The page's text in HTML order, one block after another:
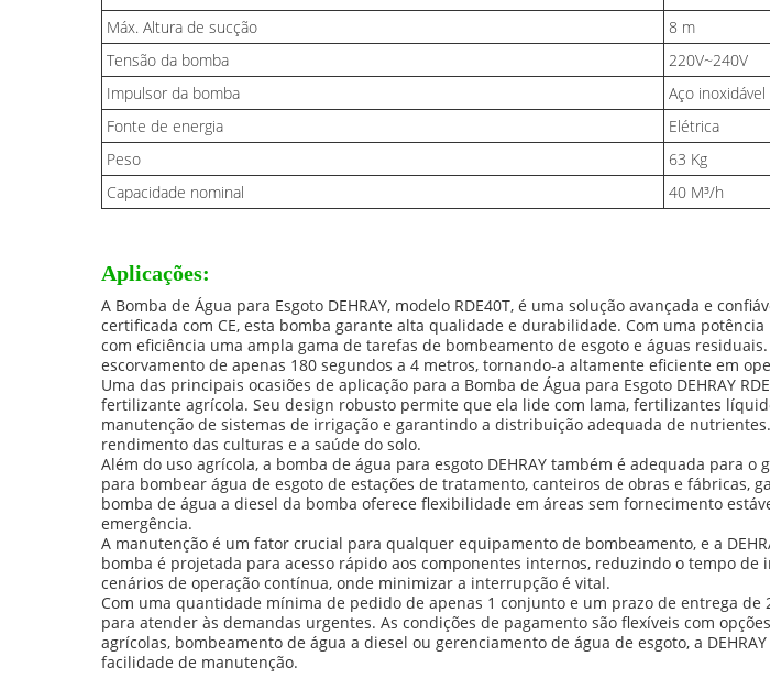
Máx. Altura de sucção
8 m
Tensão da bomba
220V~240V
Impulsor da bomba
Aço inoxidável
Fonte de energia
Elétrica
Peso
63 Kg
Capacidade nominal
40 M³/h
Aplicações:
A Bomba de Água para Esgoto DEHRAY, modelo RDE40T, é uma solução avançada e
certificada com CE, esta bomba garante alta qualidade e durabilidade. Com uma
com eficiência uma ampla gama de tarefas de bombeamento de esgoto e águas
escorvamento de apenas 180 segundos a 4 metros, tornando-a altamente eficiente em
Uma das principais ocasiões de aplicação para a Bomba de Água para Esgoto DEHRAY
fertilizante agrícola. Seu design robusto permite que ela lide com lama, fertilizantes
manutenção de sistemas de irrigação e garantindo a distribuição adequada de
rendimento das culturas e a saúde do solo.
Além do uso agrícola, a bomba de água para esgoto DEHRAY também é adequada para
para bombear água de esgoto de estações de tratamento, canteiros de obras e
bomba de água a diesel da bomba oferece flexibilidade em áreas sem fornecimento
emergência.
A manutenção é um fator crucial para qualquer equipamento de bombeamento, e a
bomba é projetada para acesso rápido aos componentes internos, reduzindo o tempo
cenários de operação contínua, onde minimizar a interrupção é vital.
Com uma quantidade mínima de pedido de apenas 1 conjunto e um prazo de entrega de
para atender às demandas urgentes. As condições de pagamento são flexíveis com
agrícolas, bombeamento de água a diesel ou gerenciamento de água de esgoto, a
facilidade de manutenção.